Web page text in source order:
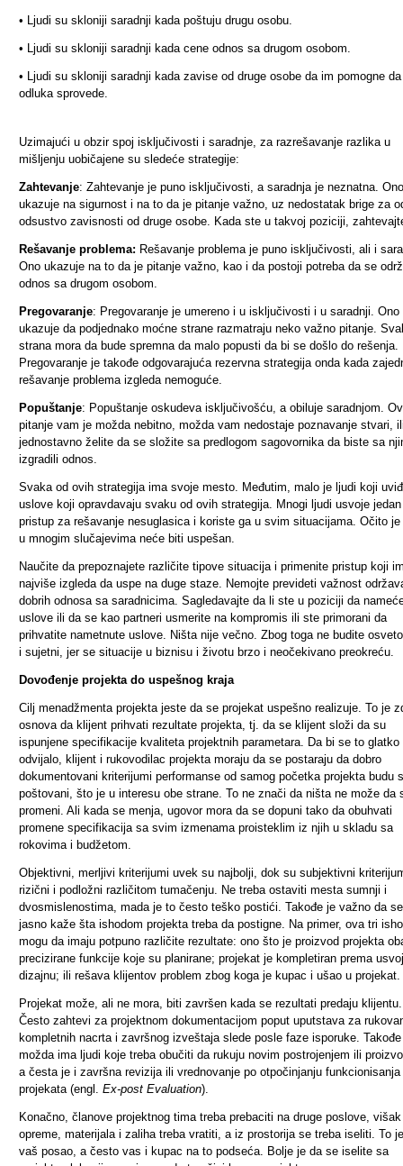
• Ljudi su skloniji saradnji kada poštuju drugu osobu.
• Ljudi su skloniji saradnji kada cene odnos sa drugom osobom.
• Ljudi su skloniji saradnji kada zavise od druge osobe da im pomogne
odluka sprovede.
Uzimajući u obzir spoj isključivosti i saradnje, za razrešavanje razlika u
mišljenju uobičajene su sledeće strategije:
Zahtevanje: Zahtevanje je puno isključivosti, a saradnja je neznatna. Ono
ukazuje na sigurnost i na to da je pitanje važno, uz nedostatak brige za
odsustvo zavisnosti od druge osobe. Kada ste u takvoj poziciji,
Rešavanje problema: Rešavanje problema je puno isključivosti, ali i
Ono ukazuje na to da je pitanje važno, kao i da postoji potreba da se
odnos sa drugom osobom.
Pregovaranje: Pregovaranje je umereno i u isključivosti i u saradnji. Ono
ukazuje da podjednako moćne strane razmatraju neko važno pitanje.
strana mora da bude spremna da malo popusti da bi se došlo do rešenja.
Pregovaranje je takođe odgovarajuća rezervna strategija onda kada
rešavanje problema izgleda nemoguće.
Popuštanje: Popuštanje oskudeva isključivošću, a obiluje saradnjom.
pitanje vam je možda nebitno, možda vam nedostaje poznavanje stvari,
jednostavno želite da se složite sa predlogom sagovornika da biste sa
izgradili odnos.
Svaka od ovih strategija ima svoje mesto. Međutim, malo je ljudi koji
uslove koji opravdavaju svaku od ovih strategija. Mnogi ljudi usvoje jedan
pristup za rešavanje nesuglasica i koriste ga u svim situacijama. Očito je
u mnogim slučajevima neće biti uspešan.
Naučite da prepoznajete različite tipove situacija i primenite pristup koji
najviše izgleda da uspe na duge staze. Nemojte prevideti važnost
dobrih odnosa sa saradnicima. Sagledavajte da li ste u poziciji da
uslove ili da se kao partneri usmerite na kompromis ili ste primorani da
prihvatite nametnute uslove. Ništa nije večno. Zbog toga ne budite
i sujetni, jer se situacije u biznisu i životu brzo i neočekivano preokreću.
Dovođenje projekta do uspešnog kraja
Cilj menadžmenta projekta jeste da se projekat uspešno realizuje. To je
osnova da klijent prihvati rezultate projekta, tj. da se klijent složi da su
ispunjene specifikacije kvaliteta projektnih parametara. Da bi se to glatko
odvijalo, klijent i rukovodilac projekta moraju da se postaraju da dobro
dokumentovani kriterijumi performanse od samog početka projekta budu
poštovani, što je u interesu obe strane. To ne znači da ništa ne može da
promeni. Ali kada se menja, ugovor mora da se dopuni tako da obuhvati
promene specifikacija sa svim izmenama proisteklim iz njih u skladu sa
rokovima i budžetom.
Objektivni, merljivi kriterijumi uvek su najbolji, dok su subjektivni
rizični i podložni različitom tumačenju. Ne treba ostaviti mesta sumnji i
dvosmislenostima, mada je to često teško postići. Takođe je važno da se
jasno kaže šta ishodom projekta treba da postigne. Na primer, ova tri
mogu da imaju potpuno različite rezultate: ono što je proizvod projekta
precizirane funkcije koje su planirane; projekat je kompletiran prema
dizajnu; ili rešava klijentov problem zbog koga je kupac i ušao u projekat.
Projekat može, ali ne mora, biti završen kada se rezultati predaju klijentu.
Često zahtevi za projektnom dokumentacijom poput uputstava za
kompletnih nacrta i završnog izveštaja slede posle faze isporuke. Takođe
možda ima ljudi koje treba obučiti da rukuju novim postrojenjem ili
a česta je i završna revizija ili vrednovanje po otpočinjanju funkcionisanja
projekata (engl. Ex-post Evaluation).
Konačno, članove projektnog tima treba prebaciti na druge poslove, višak
opreme, materijala i zaliha treba vratiti, a iz prostorija se treba iseliti. To
vaš posao, a često vas i kupac na to podseća. Bolje je da se iselite sa